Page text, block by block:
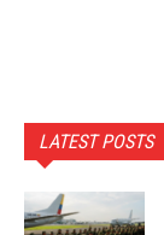
LATEST POSTS